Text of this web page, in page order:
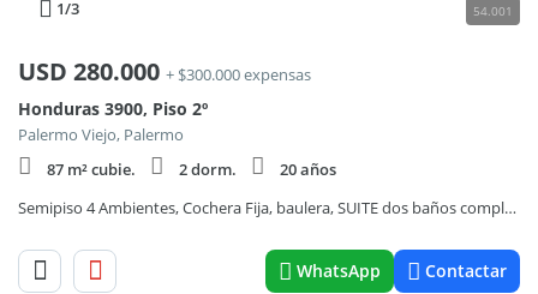
1/3 54.001
USD 280.000 + $300.000 expensas
Honduras 3900, Piso 2º
Palermo Viejo, Palermo
87 m² cubie.
2 dorm.
20 años
Semipiso 4 Ambientes, Cochera Fija, baulera, SUITE dos baños completos, balcón aterrazado
WhatsApp Contactar